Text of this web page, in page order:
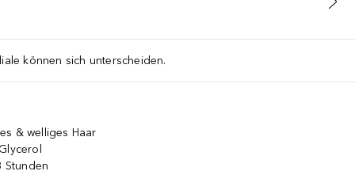
können sich unterscheiden.
& welliges Haar
Stunden